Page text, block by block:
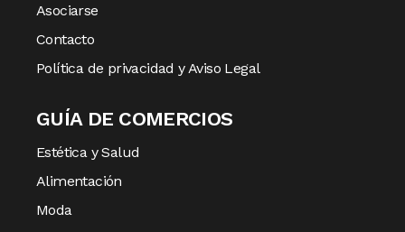
Asociarse
Contacto
Política de privacidad y Aviso Legal
GUÍA DE COMERCIOS
Estética y Salud
Alimentación
Moda